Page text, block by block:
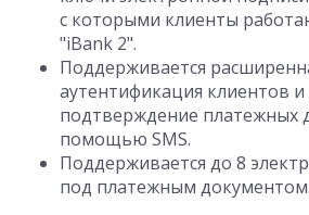
с которыми клиенты
"iBank 2".
Поддерживается
аутентификация клиентов
подтверждение платежных
помощью SMS.
Поддерживается до 8
под платежным документом.